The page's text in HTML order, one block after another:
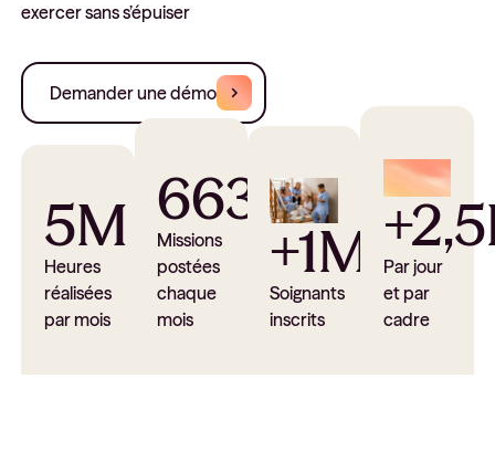
exercer sans s’épuiser
Demander une démo
5M
Heures
réalisées
par mois
663
Missions
postées
chaque
mois
+1M
Soignants
inscrits
Par jour
et par
cadre